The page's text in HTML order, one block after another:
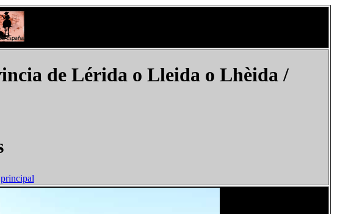
de Lérida o Lleida o Lhèida /